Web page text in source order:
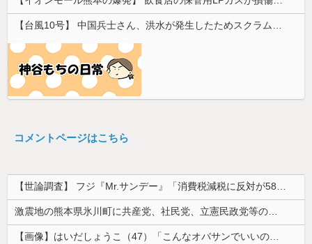
コメントページはこちら
【世論調査】 フジ『Mr.サンデー』「消費税減税に反対が58％で賛成を上回る！」 → ｗｗｗｗｗｗｗｗｗｗｗｗｗｗｗｗ
激震地の熊本県氷川町に共産党、社民党、立憲民政党等の左派の救援は影すら見えず。住民苦言
【画像】はいだしょうこ（47）「こんなオバサンでいいの…？」